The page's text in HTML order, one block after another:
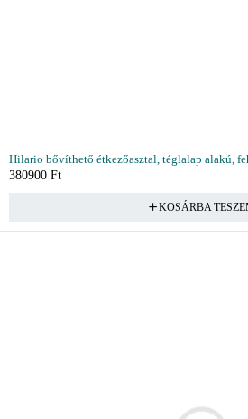
Hilario bővíthető étkezőasztal, téglalap alakú,
380900 Ft
KOSÁRBA